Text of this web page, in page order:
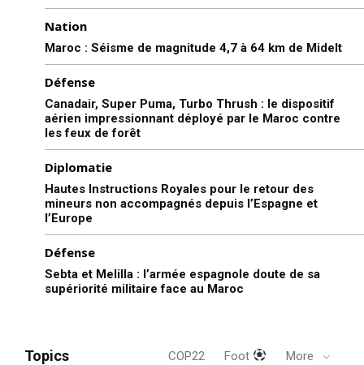
Nation
Maroc : Séisme de magnitude 4,7 à 64 km de Midelt
Défense
Canadair, Super Puma, Turbo Thrush : le dispositif
aérien impressionnant déployé par le Maroc contre
les feux de forêt
Diplomatie
Hautes Instructions Royales pour le retour des
mineurs non accompagnés depuis l’Espagne et
l’Europe
Défense
Sebta et Melilla : l’armée espagnole doute de sa
supériorité militaire face au Maroc
Topics COP22 Foot More